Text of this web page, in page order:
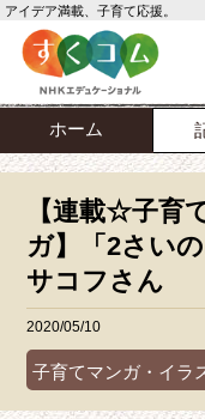
アイデア満載、子育て応援。
ホーム
【連載☆子育
ガ】「2さい
サコフさん
2020/05/10
子育てマンガ・イラ